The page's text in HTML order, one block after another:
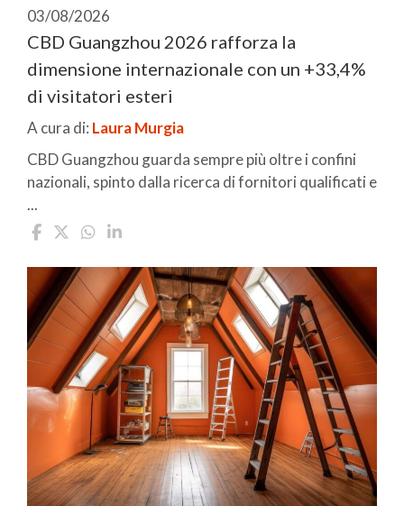
03/08/2026
CBD Guangzhou 2026 rafforza la
dimensione internazionale con un +33,4%
di visitatori esteri
A cura di: Laura Murgia
CBD Guangzhou guarda sempre più oltre i confini
nazionali, spinto dalla ricerca di fornitori qualificati e
...